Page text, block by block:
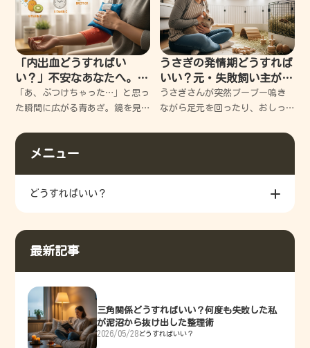
私もかつて古い切手を使いそび
れて大失敗した経験があります
が、実は賢い使い道がたくさ
してダメな人間ではありませ
ん。ただ少し、心がガス欠を起
こしてしまっただけなんです。
僕も何度
「内出血どうすればい
い？」不安なあなたへ。す
ぐできる応急処置と早く治
すコツを徹底解説
「あ、ぶつけちゃった…」と思っ
た瞬間に広がる青あざ。鏡を見
るのか不安になりますよね。 で
も安心してください。今からお
うさぎの発情期どうすれば
いい？元・失敗飼い主が教
える、愛兎と穏やかに過ご
す3つの秘訣
うさぎさんが突然ブーブー鳴き
ながら足元を回ったり、おしっ
メニュー
どうすればいい？
最新記事
三角関係どうすればいい？何度も失敗した私
が泥沼から抜け出した整理術
2026/05/28どうすればいい？